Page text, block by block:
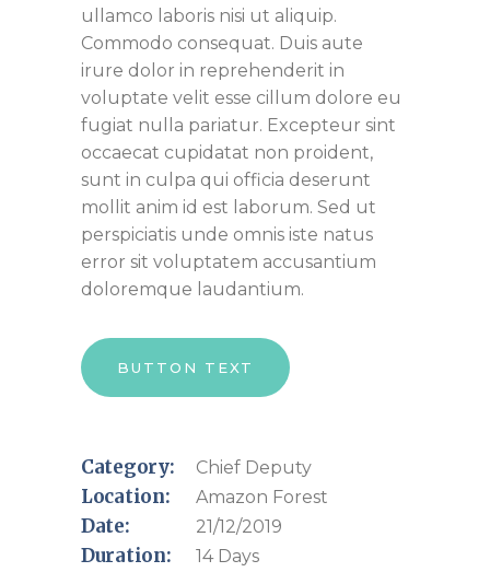
ullamco laboris nisi ut aliquip.
Commodo consequat. Duis aute
irure dolor in reprehenderit in
voluptate velit esse cillum dolore eu
fugiat nulla pariatur. Excepteur sint
occaecat cupidatat non proident,
sunt in culpa qui officia deserunt
mollit anim id est laborum. Sed ut
perspiciatis unde omnis iste natus
error sit voluptatem accusantium
doloremque laudantium.
BUTTON TEXT
Category: Chief Deputy
Location: Amazon Forest
Date: 21/12/2019
Duration: 14 Days